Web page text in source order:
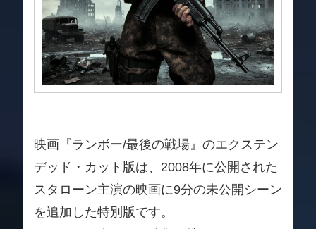
映画『ランボー/最後の戦場』のエクステン
デッド・カット版は、2008年に公開された
スタローン主演の映画に9分の未公開シーン
を追加した特別版です。